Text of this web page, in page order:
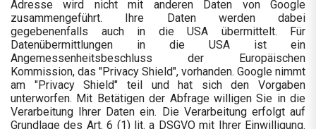
Adresse wird nicht mit anderen Daten von Google
zusammengeführt. Ihre Daten werden dabei
gegebenenfalls auch in die USA übermittelt. Für
Datenübermittlungen in die USA ist ein
Angemessenheitsbeschluss der Europäischen
Kommission, das "Privacy Shield", vorhanden. Google nimmt
am "Privacy Shield" teil und hat sich den Vorgaben
unterworfen. Mit Betätigen der Abfrage willigen Sie in die
Verarbeitung Ihrer Daten ein. Die Verarbeitung erfolgt auf
Grundlage des Art. 6 (1) lit. a DSGVO mit Ihrer Einwilligung.